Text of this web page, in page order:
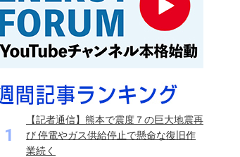
1
【記者通信】熊本で震度７の巨大地震再
び 停電やガス供給停止で懸命な復旧作
業続く